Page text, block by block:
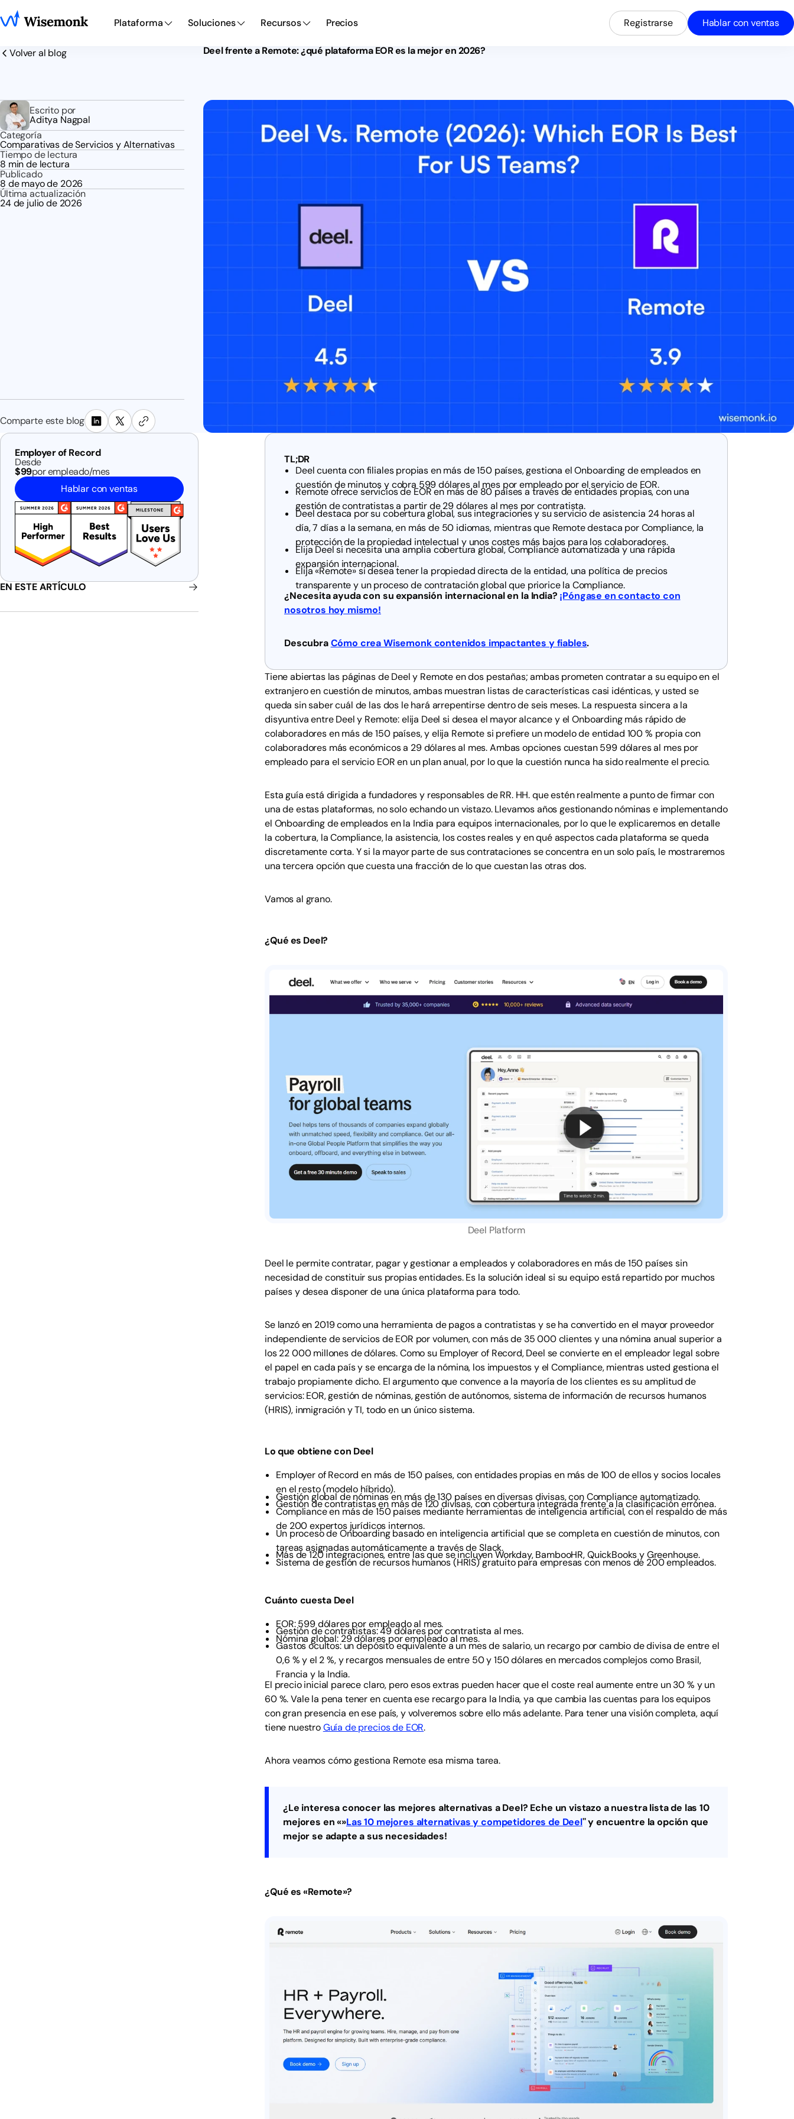
Plataforma Soluciones Recursos Precios Registrarse Hablar con ventas
Volver al blog
Escrito por
Aditya Nagpal
Categoría
Comparativas de Servicios y Alternativas
Tiempo de lectura
8 min de lectura
Publicado
8 de mayo de 2026
Última actualización
24 de julio de 2026
Comparte este blog
Deel frente a Remote: ¿qué plataforma EOR es la mejor en 2026?
Employer of Record
Desde
$99por empleado/mes
Hablar con ventas
EN ESTE ARTÍCULO
TL;DR
Deel cuenta con filiales propias en más de 150 países, gestiona el Onboarding de empleados en
cuestión de minutos y cobra 599 dólares al mes por empleado por el servicio de EOR.
Remote ofrece servicios de EOR en más de 80 países a través de entidades propias, con una
gestión de contratistas a partir de 29 dólares al mes por contratista.
Deel destaca por su cobertura global, sus integraciones y su servicio de asistencia 24 horas al
día, 7 días a la semana, en más de 50 idiomas, mientras que Remote destaca por Compliance, la
protección de la propiedad intelectual y unos costes más bajos para los colaboradores.
Elija Deel si necesita una amplia cobertura global, Compliance automatizada y una rápida
expansión internacional.
Elija «Remote» si desea tener la propiedad directa de la entidad, una política de precios
transparente y un proceso de contratación global que priorice la Compliance.
¿Necesita ayuda con su expansión internacional en la India? ¡Póngase en contacto con
nosotros hoy mismo!
DescubraCómo crea Wisemonk contenidos impactantes y fiables.
Tiene abiertas las páginas de Deel y Remote en dos pestañas; ambas prometen contratar a su equipo en el
extranjero en cuestión de minutos, ambas muestran listas de características casi idénticas, y usted se
queda sin saber cuál de las dos le hará arrepentirse dentro de seis meses. La respuesta sincera a la
disyuntiva entre Deel y Remote: elija Deel si desea el mayor alcance y el Onboarding más rápido de
colaboradores en más de 150 países, y elija Remote si prefiere un modelo de entidad 100 % propia con
colaboradores más económicos a 29 dólares al mes. Ambas opciones cuestan 599 dólares al mes por
empleado para el servicio EOR en un plan anual, por lo que la cuestión nunca ha sido realmente el precio.
Esta guía está dirigida a fundadores y responsables de RR. HH. que estén realmente a punto de firmar con
una de estas plataformas, no solo echando un vistazo. Llevamos años gestionando nóminas e implementando
el Onboarding de empleados en la India para equipos internacionales, por lo que le explicaremos en detalle
la cobertura, la Compliance, la asistencia, los costes reales y en qué aspectos cada plataforma se queda
discretamente corta. Y si la mayor parte de sus contrataciones se concentra en un solo país, le mostraremos
una tercera opción que cuesta una fracción de lo que cuestan las otras dos.
Vamos al grano.
¿Qué es Deel?
Deel Platform
Deel le permite contratar, pagar y gestionar a empleados y colaboradores en más de 150 países sin
necesidad de constituir sus propias entidades. Es la solución ideal si su equipo está repartido por muchos
países y desea disponer de una única plataforma para todo.
Se lanzó en 2019 como una herramienta de pagos a contratistas y se ha convertido en el mayor proveedor
independiente de servicios de EOR por volumen, con más de 35 000 clientes y una nómina anual superior a
los 22 000 millones de dólares. Como su Employer of Record, Deel se convierte en el empleador legal sobre
el papel en cada país y se encarga de la nómina, los impuestos y el Compliance, mientras usted gestiona el
trabajo propiamente dicho. El argumento que convence a la mayoría de los clientes es su amplitud de
servicios: EOR, gestión de nóminas, gestión de autónomos, sistema de información de recursos humanos
(HRIS), inmigración y TI, todo en un único sistema.
Lo que obtiene con Deel
Employer of Record en más de 150 países, con entidades propias en más de 100 de ellos y socios locales
en el resto (modelo híbrido).
Gestión global de nóminas en más de 130 países en diversas divisas, con Compliance automatizado.
Gestión de contratistas en más de 120 divisas, con cobertura integrada frente a la clasificación errónea.
Compliance en más de 150 países mediante herramientas de inteligencia artificial, con el respaldo de más
de 200 expertos jurídicos internos.
Un proceso de Onboarding basado en inteligencia artificial que se completa en cuestión de minutos, con
tareas asignadas automáticamente a través de Slack.
Más de 120 integraciones, entre las que se incluyen Workday, BambooHR, QuickBooks y Greenhouse.
Sistema de gestión de recursos humanos (HRIS) gratuito para empresas con menos de 200 empleados.
Cuánto cuesta Deel
EOR: 599 dólares por empleado al mes.
Gestión de contratistas: 49 dólares por contratista al mes.
Nómina global: 29 dólares por empleado al mes.
Gastos ocultos: un depósito equivalente a un mes de salario, un recargo por cambio de divisa de entre el
0,6 % y el 2 %, y recargos mensuales de entre 50 y 150 dólares en mercados complejos como Brasil,
Francia y la India.
El precio inicial parece claro, pero esos extras pueden hacer que el coste real aumente entre un 30 % y un
60 %. Vale la pena tener en cuenta ese recargo para la India, ya que cambia las cuentas para los equipos
con gran presencia en ese país, y volveremos sobre ello más adelante. Para tener una visión completa, aquí
tiene nuestroGuía de precios de EOR.
Ahora veamos cómo gestiona Remote esa misma tarea.
¿Le interesa conocer las mejores alternativas a Deel? Eche un vistazo a nuestra lista de las 10
mejores en «»Las 10 mejores alternativas y competidores de Deel'' y encuentre la opción que
mejor se adapte a sus necesidades!
¿Qué es «Remote»?